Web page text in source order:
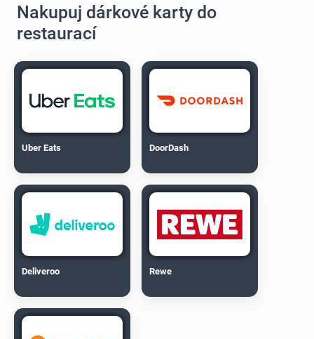
Nakupuj dárkové karty do
restaurací
Uber Eats DoorDash
Deliveroo Rewe